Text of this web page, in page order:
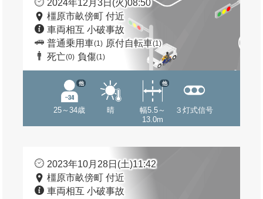
2024年12月3日(火)08:50
橿原市畝傍町 付近
車両相互 小破事故
普通乗用車(1) 原付自転車(1)
死亡(0) 負傷(1)
25～34歳
他
晴
幅5.5～
13.0m
他
３灯式信号
2023年10月28日(土)11:42
橿原市畝傍町 付近
車両相互 小破事故